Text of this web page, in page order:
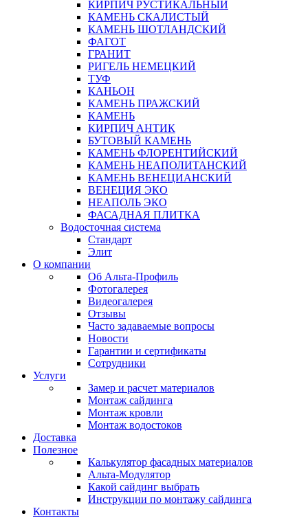
КИРПИЧ РУСТИКАЛЬНЫЙ
КАМЕНЬ СКАЛИСТЫЙ
КАМЕНЬ ШОТЛАНДСКИЙ
ФАГОТ
ГРАНИТ
РИГЕЛЬ НЕМЕЦКИЙ
ТУФ
КАНЬОН
КАМЕНЬ ПРАЖСКИЙ
КАМЕНЬ
КИРПИЧ АНТИК
БУТОВЫЙ КАМЕНЬ
КАМЕНЬ ФЛОРЕНТИЙСКИЙ
КАМЕНЬ НЕАПОЛИТАНСКИЙ
КАМЕНЬ ВЕНЕЦИАНСКИЙ
ВЕНЕЦИЯ ЭКО
НЕАПОЛЬ ЭКО
ФАСАДНАЯ ПЛИТКА
Водосточная система
Стандарт
Элит
О компании
Об Альта-Профиль
Фотогалерея
Видеогалерея
Отзывы
Часто задаваемые вопросы
Новости
Гарантии и сертификаты
Сотрудники
Услуги
Замер и расчет материалов
Монтаж сайдинга
Монтаж кровли
Монтаж водостоков
Доставка
Полезное
Калькулятор фасадных материалов
Альта-Модулятор
Какой сайдинг выбрать
Инструкции по монтажу сайдинга
Контакты